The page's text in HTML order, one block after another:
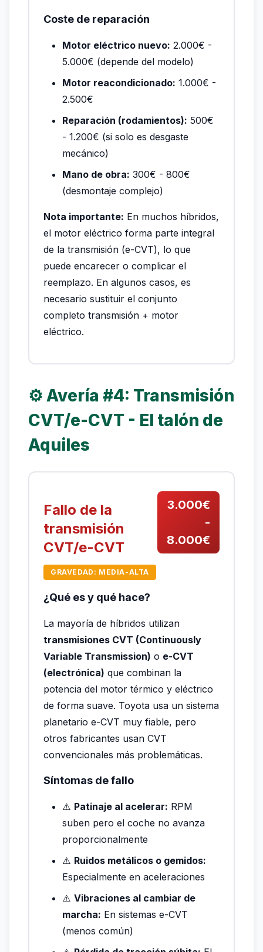
Coste de reparación
Motor eléctrico nuevo: 2.000€ -
5.000€ (depende del modelo)
Motor reacondicionado: 1.000€ -
2.500€
Reparación (rodamientos): 500€
- 1.200€ (si solo es desgaste
mecánico)
Mano de obra: 300€ - 800€
(desmontaje complejo)
Nota importante: En muchos híbridos,
el motor eléctrico forma parte integral
de la transmisión (e-CVT), lo que
puede encarecer o complicar el
reemplazo. En algunos casos, es
necesario sustituir el conjunto
completo transmisión + motor
eléctrico.
⚙️ Avería #4: Transmisión
CVT/e-CVT - El talón de
Aquiles
Fallo de la
transmisión
CVT/e-CVT
GRAVEDAD: MEDIA-ALTA
3.000€
-
8.000€
¿Qué es y qué hace?
La mayoría de híbridos utilizan
transmisiones CVT (Continuously
Variable Transmission) o e-CVT
(electrónica) que combinan la
potencia del motor térmico y eléctrico
de forma suave. Toyota usa un sistema
planetario e-CVT muy fiable, pero
otros fabricantes usan CVT
convencionales más problemáticas.
Síntomas de fallo
⚠️ Patinaje al acelerar: RPM
suben pero el coche no avanza
proporcionalmente
⚠️ Ruidos metálicos o gemidos:
Especialmente en aceleraciones
⚠️ Vibraciones al cambiar de
marcha: En sistemas e-CVT
(menos común)